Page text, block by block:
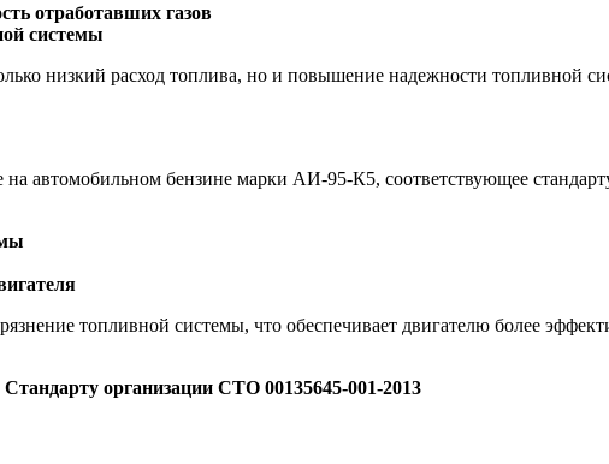
отработавших газов
системы
низкий расход топлива, но и повышение надежности топливной
автомобильном бензине марки АИ-95-К5, соответствующее
топливной системы, что обеспечивает двигателю более
организации СТО 00135645-001-2013